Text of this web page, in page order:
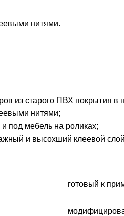
нитями.
из старого ПВХ покрытия в
нитями;
под мебель на роликах;
и высохший клеевой
готовый к